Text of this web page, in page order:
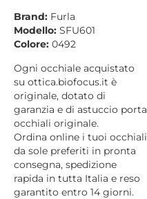
Brand: Furla
Modello: SFU601
Colore: 0492
Ogni occhiale acquistato
su ottica.biofocus.it è
originale, dotato di
garanzia e di astuccio porta
occhiali originale.
Ordina online i tuoi occhiali
da sole preferiti in pronta
consegna, spedizione
rapida in tutta Italia e reso
garantito entro 14 giorni.